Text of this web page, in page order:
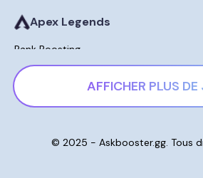
Apex Legends
Rank Boosting
Final Fantasy XIVAFFICHER PLUS DE
© 2025 - Askbooster.gg. Tous